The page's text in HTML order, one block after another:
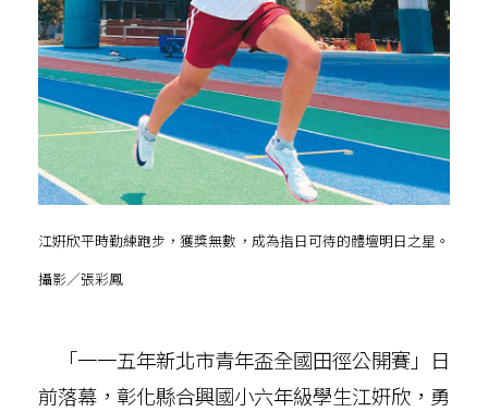
江姸欣平時勤練跑步，獲獎無數，成為指日可待的體壇明日之星。
攝影／張彩鳳
「一一五年新北市青年盃全國田徑公開賽」日
前落幕，彰化縣合興國小六年級學生江姸欣，勇